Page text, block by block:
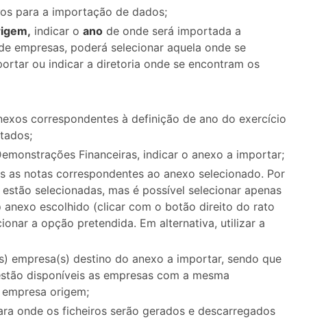
para a importação de dados;
indicar o ano de onde será importada a
empresas, poderá selecionar aquela onde se
ou indicar a diretoria onde se encontram os
correspondentes à definição de ano do exercício
Financeiras, indicar o anexo a importar;
as notas correspondentes ao anexo selecionado. Por
selecionadas, mas é possível selecionar apenas
anexo escolhido (clicar com o botão direito do rato
a opção pretendida. Em alternativa, utilizar a
empresa(s) destino do anexo a importar, sendo que
disponíveis as empresas com a mesma
origem;
onde os ficheiros serão gerados e descarregados